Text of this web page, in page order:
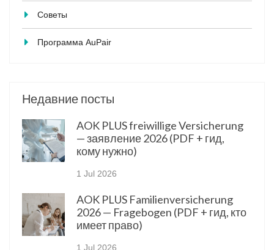
Советы
Программа AuPair
Недавние посты
AOK PLUS freiwillige Versicherung
— заявление 2026 (PDF + гид,
кому нужно)
1 Jul 2026
AOK PLUS Familienversicherung
2026 — Fragebogen (PDF + гид, кто
имеет право)
1 Jul 2026